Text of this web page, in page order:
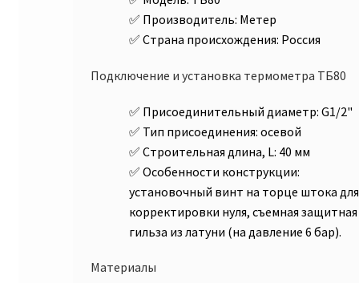
Производитель: Метер
Страна происхождения: Россия
Подключение и установка термометра ТБ80
Присоединительный диаметр: G1/2"
Тип присоединения: осевой
Строительная длина, L: 40 мм
Особенности конструкции:
установочный винт на торце штока для
корректировки нуля, съемная защитная
гильза из латуни (на давление 6 бар).
Материалы